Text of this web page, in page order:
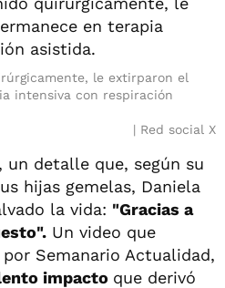
le extirparon el
intensiva con respiración
Red social X
un detalle que, según su
hijas gemelas, Daniela
la vida: "Gracias a
Un video que
Semanario Actualidad,
impacto que derivó